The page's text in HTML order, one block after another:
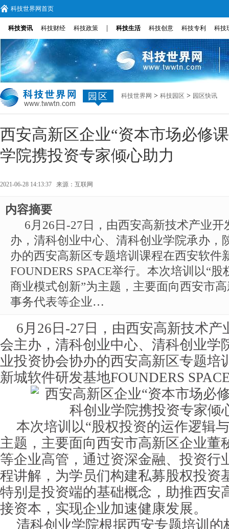
科技世界网首页
科技资讯 科技财经 科技政策 科技生活 科技创意 科技专利 科技
园区 科技世界网 > 科技园区 > 园区快讯
西安高新区企业“资本市场必修
学院携投资专家倾心助力
2021-06-28 14:13:37 来源： 互联网
内容摘要
6月26日-27日，由西安高新技术产业
办，清科创业中心、清科创业学院承办，
办的西安高新区专题培训课程在西安软件
FOUNDERS SPACE举行。本次培训以“
商业模式创新”为主题，主要面向西安市
事务代表等企业…
6月26日-27日，由西安高新技术产
会主办，清科创业中心、清科创业学
业投资协会协办的西安高新区专题培
新城软件研发基地FOUNDERS
本次培训以“股权投资的运作逻辑
主题，主要面向西安市高新区企业董
等企业高管，通过资深金融、投资行
程讲解，为学员们构建私募股权投资
特别是投资端的基础概念，助推西安
接资本，实现企业加速健康发展。
清科创业学院根据西安专题培训的